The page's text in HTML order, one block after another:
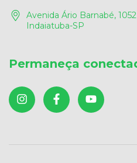
Avenida Ário Barnabé,
Indaiatuba-SP
Permaneça